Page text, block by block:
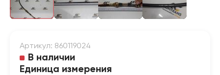
Артикул: 860119024
В наличии
Единица измерения